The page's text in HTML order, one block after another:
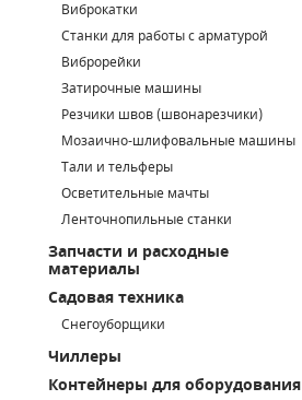
Виброкатки
Станки для работы с арматурой
Виброрейки
Затирочные машины
Резчики швов (швонарезчики)
Мозаично-шлифовальные машины
Тали и тельферы
Осветительные мачты
Ленточнопильные станки
Запчасти и расходные
материалы
Садовая техника
Снегоуборщики
Чиллеры
Контейнеры для оборудования
РАДИАТОРЫ
ПОДШИПНИКИ
ПОРШНЕВЫЕ БЛОКИ
ДЕТАЛИ ПОРШНЕВЫХ КОМПРЕССОРОВ
ДЕТАЛИ СПИРАЛЬНЫХ КОМПРЕССОРОВ
ДЕТАЛИ НАСОСНОЙ ЧАСТИ
ДЕТАЛИ ПОГРУЖНЫХ НАСОСОВ
ШЛАНГИ ДЛЯ МОТОПОМП